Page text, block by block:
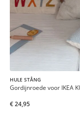
HULE STÅNG
Gordijnroede voor IKEA
€ 24,95